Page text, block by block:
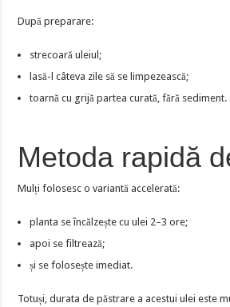
După preparare:
strecoară uleiul;
lasă-l câteva zile să se limpezească;
toarnă cu grijă partea curată, fără sediment.
Metoda rapidă
Mulți folosesc o variantă accelerată:
planta se încălzește cu ulei 2–3 ore;
apoi se filtrează;
și se folosește imediat.
Totuși, durata de păstrare a acestui ulei este